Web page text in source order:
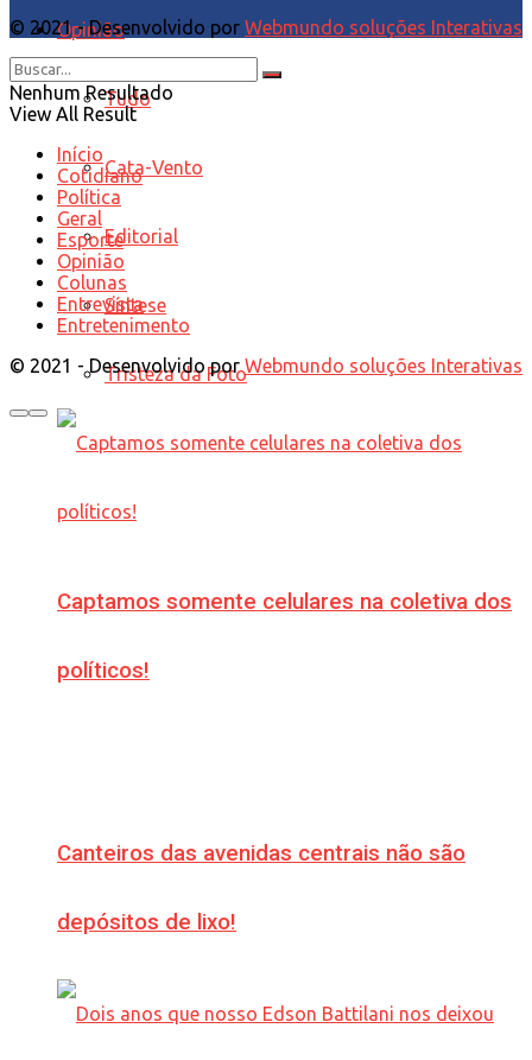
Opinião
Tudo
Cata-Vento
Editorial
Síntese
Tristeza da Foto
Captamos somente celulares na coletiva dos
políticos!
Canteiros das avenidas centrais não são
depósitos de lixo!
© 2021 - Desenvolvido por Webmundo soluções Interativas
Nenhum Resultado
View All Result
Início
Cotidiano
Política
Geral
Esporte
Opinião
Colunas
Entrevista
Entretenimento
© 2021 - Desenvolvido porWebmundo soluções Interativas